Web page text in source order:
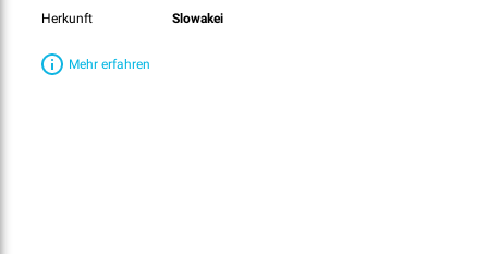
Herkunft
Slowakei
Mehr erfahren